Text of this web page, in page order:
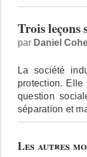
Trois leçons
par Daniel
La société
protection.
question
séparation et
Les autres